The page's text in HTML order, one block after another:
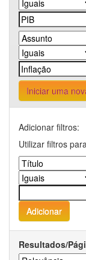
Iniciar uma
Adicionar filtros:
Utilizar filtros
Resultados/